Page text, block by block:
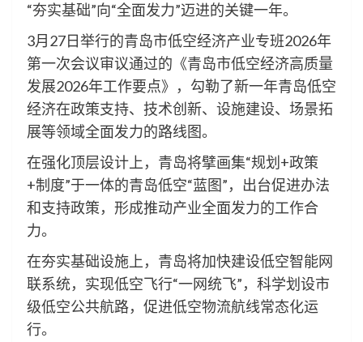
“夯实基础”向“全面发力”迈进的关键一年。
3月27日举行的青岛市低空经济产业专班2026年
第一次会议审议通过的《青岛市低空经济高质量
发展2026年工作要点》，勾勒了新一年青岛低空
经济在政策支持、技术创新、设施建设、场景拓
展等领域全面发力的路线图。
在强化顶层设计上，青岛将擘画集“规划+政策
+制度”于一体的青岛低空“蓝图”，出台促进办法
和支持政策，形成推动产业全面发力的工作合
力。
在夯实基础设施上，青岛将加快建设低空智能网
联系统，实现低空飞行“一网统飞”，科学划设市
级低空公共航路，促进低空物流航线常态化运
行。